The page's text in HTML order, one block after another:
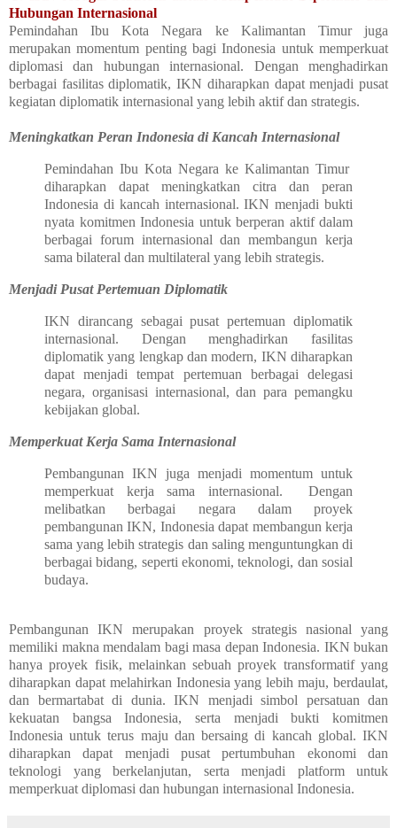
Hubungan Internasional
Pemindahan Ibu Kota Negara ke Kalimantan Timur juga
merupakan momentum penting bagi Indonesia untuk memperkuat
diplomasi dan hubungan internasional. Dengan menghadirkan
berbagai fasilitas diplomatik, IKN diharapkan dapat menjadi pusat
kegiatan diplomatik internasional yang lebih aktif dan strategis.
Meningkatkan Peran Indonesia di Kancah Internasional
Pemindahan Ibu Kota Negara ke Kalimantan Timur
diharapkan dapat meningkatkan citra dan peran
Indonesia di kancah internasional. IKN menjadi bukti
nyata komitmen Indonesia untuk berperan aktif dalam
berbagai forum internasional dan membangun kerja
sama bilateral dan multilateral yang lebih strategis.
Menjadi Pusat Pertemuan Diplomatik
IKN dirancang sebagai pusat pertemuan diplomatik
internasional. Dengan menghadirkan fasilitas
diplomatik yang lengkap dan modern, IKN diharapkan
dapat menjadi tempat pertemuan berbagai delegasi
negara, organisasi internasional, dan para pemangku
kebijakan global.
Memperkuat Kerja Sama Internasional
Pembangunan IKN juga menjadi momentum untuk
memperkuat kerja sama internasional. Dengan
melibatkan berbagai negara dalam proyek
pembangunan IKN, Indonesia dapat membangun kerja
sama yang lebih strategis dan saling menguntungkan di
berbagai bidang, seperti ekonomi, teknologi, dan sosial
budaya.
Pembangunan IKN merupakan proyek strategis nasional yang
memiliki makna mendalam bagi masa depan Indonesia. IKN bukan
hanya proyek fisik, melainkan sebuah proyek transformatif yang
diharapkan dapat melahirkan Indonesia yang lebih maju, berdaulat,
dan bermartabat di dunia. IKN menjadi simbol persatuan dan
kekuatan bangsa Indonesia, serta menjadi bukti komitmen
Indonesia untuk terus maju dan bersaing di kancah global. IKN
diharapkan dapat menjadi pusat pertumbuhan ekonomi dan
teknologi yang berkelanjutan, serta menjadi platform untuk
memperkuat diplomasi dan hubungan internasional Indonesia.